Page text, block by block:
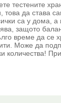
тестените
това да става
са у дома,
защото
време да се
Може да
количества!